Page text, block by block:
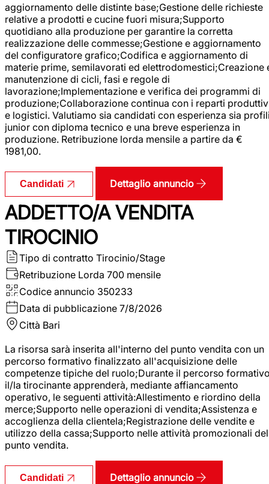
aggiornamento delle distinte base;Gestione delle richieste
relative a prodotti e cucine fuori misura;Supporto
quotidiano alla produzione per garantire la corretta
realizzazione delle commesse;Gestione e aggiornamento
del configuratore grafico;Codifica e aggiornamento di
materie prime, semilavorati ed elettrodomestici;Creazione
manutenzione di cicli, fasi e regole di
lavorazione;Implementazione e verifica dei programmi di
produzione;Collaborazione continua con i reparti
e logistici. Valutiamo sia candidati con esperienza sia
junior con diploma tecnico e una breve esperienza in
produzione. Retribuzione lorda mensile a partire da €
1981,00.
Candidati Dettaglio annuncio
ADDETTO/A VENDITA
TIROCINIO
Tipo di contratto Tirocinio/Stage
Retribuzione Lorda 700 mensile
Codice annuncio 350233
Data di pubblicazione 7/8/2026
Città Bari
La risorsa sarà inserita all'interno del punto vendita con un
percorso formativo finalizzato all'acquisizione delle
competenze tipiche del ruolo;Durante il percorso
il/la tirocinante apprenderà, mediante affiancamento
operativo, le seguenti attività:Allestimento e riordino della
merce;Supporto nelle operazioni di vendita;Assistenza e
accoglienza della clientela;Registrazione delle vendite e
utilizzo della cassa;Supporto nelle attività promozionali del
punto vendita.
Candidati Dettaglio annuncio